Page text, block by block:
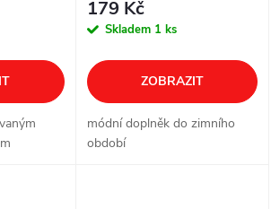
179 Kč
Skladem 1 ks
ZOBRAZIT
módní doplněk do zimního
období